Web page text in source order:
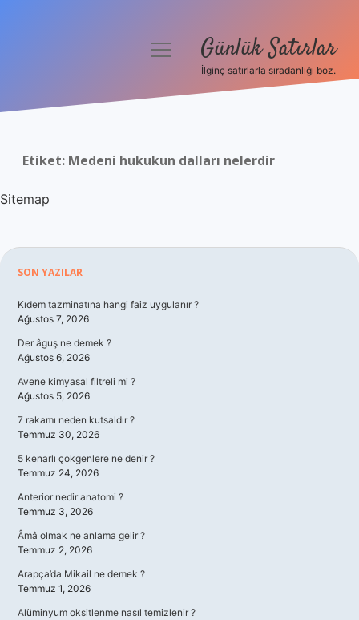
Hakkımızda
menüyü Günlük Satırlar
İlginç satırlarla sıradanlığı boz.
Etiket: Medeni hukukun dalları nelerdir
Sitemap
Sidebar
SON YAZILAR
Kıdem tazminatına hangi faiz uygulanır ?
Ağustos 7, 2026
Der âguş ne demek ?
Ağustos 6, 2026
Avene kimyasal filtreli mi ?
Ağustos 5, 2026
7 rakamı neden kutsaldır ?
Temmuz 30, 2026
5 kenarlı çokgenlere ne denir ?
Temmuz 24, 2026
Anterior nedir anatomi ?
Temmuz 3, 2026
Âmâ olmak ne anlama gelir ?
Temmuz 2, 2026
Arapça’da Mikail ne demek ?
Temmuz 1, 2026
Alüminyum oksitlenme nasıl temizlenir ?